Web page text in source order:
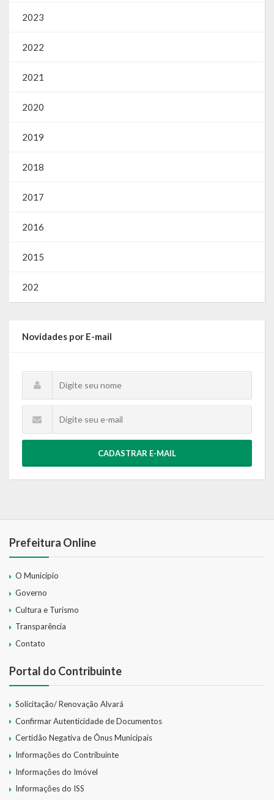
2023
2022
2021
2020
2019
2018
2017
2016
2015
202
Novidades por E-mail
CADASTRAR E-MAIL
Prefeitura Online
O Município
Governo
Cultura e Turismo
Transparência
Contato
Portal do Contribuinte
Solicitação/ Renovação Alvará
Confirmar Autenticidade de Documentos
Certidão Negativa de Ônus Municipais
Informações do Contribuinte
Informações do Imóvel
Informações do ISS